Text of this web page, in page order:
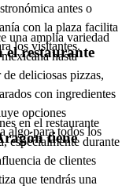
antes o
con la plaza facilita
los visitantes.
una amplia variedad
hasta
deliciosas pizzas,
con ingredientes
opciones
algo para todos los
el restaurante
en el restaurante
especialmente durante
de clientes
que tendrás una
tiene